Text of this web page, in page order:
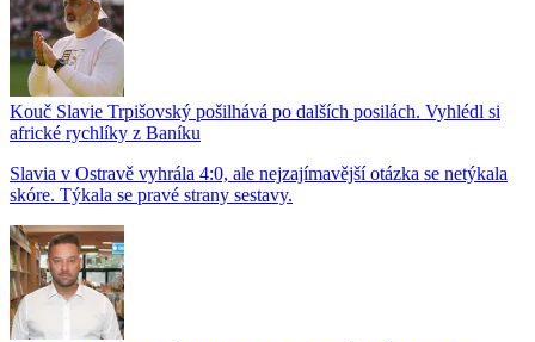
Kouč Slavie Trpišovský pošilhává po dalších posilách. Vyhlédl si
africké rychlíky z Baníku
Slavia v Ostravě vyhrála 4:0, ale nejzajímavější otázka se netýkala
skóre. Týkala se pravé strany sestavy.